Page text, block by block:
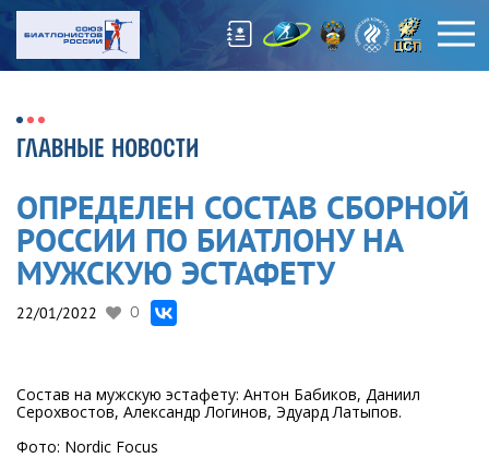
ГЛАВНЫЕ НОВОСТИ
ОПРЕДЕЛЕН СОСТАВ СБОРНОЙ
РОССИИ ПО БИАТЛОНУ НА
МУЖСКУЮ ЭСТАФЕТУ
22/01/2022 0
Состав на мужскую эстафету: Антон Бабиков, Даниил
Серохвостов, Александр Логинов, Эдуард Латыпов.
Фото: Nordic Focus